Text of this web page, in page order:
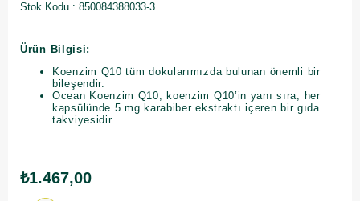
Stok Kodu
850084388033-3
Ürün Bilgisi:
Koenzim Q10 tüm dokularımızda bulunan önemli bir
bileşendir.
Ocean Koenzim Q10, koenzim Q10’in yanı sıra, her
kapsülünde 5 mg karabiber ekstraktı içeren bir gıda
takviyesidir.
₺1.467,00